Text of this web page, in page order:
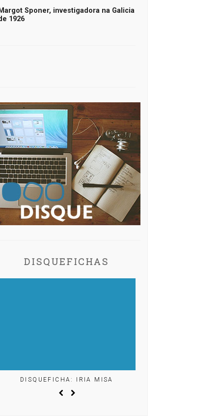
Margot Sponer, investigadora na Galicia
1926
DISQUEFICHAS
DISQUEFICHA: IRIA MISA